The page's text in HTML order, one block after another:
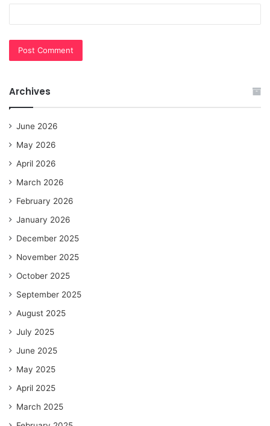
Archives
June 2026
May 2026
April 2026
March 2026
February 2026
January 2026
December 2025
November 2025
October 2025
September 2025
August 2025
July 2025
June 2025
May 2025
April 2025
March 2025